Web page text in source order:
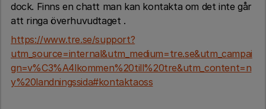
dock. Finns en chatt man kan kontakta om det inte går
att ringa överhuvudtaget .
https://www.tre.se/support?
utm_source=internal&utm_medium=tre.se&utm_campai
gn=v%C3%A4lkommen%20till%20tre&utm_content=n
y%20landningssida#kontaktaoss